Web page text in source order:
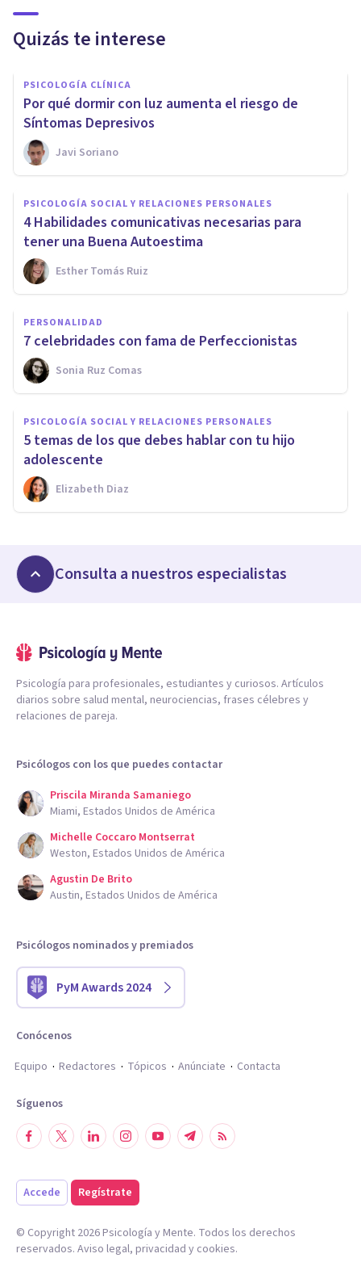
Quizás te interese
PSICOLOGÍA CLÍNICA
Por qué dormir con luz aumenta el riesgo de
Síntomas Depresivos
Javi Soriano
PSICOLOGÍA SOCIAL Y RELACIONES PERSONALES
4 Habilidades comunicativas necesarias para
tener una Buena Autoestima
Esther Tomás Ruiz
PERSONALIDAD
7 celebridades con fama de Perfeccionistas
Sonia Ruz Comas
PSICOLOGÍA SOCIAL Y RELACIONES PERSONALES
5 temas de los que debes hablar con tu hijo
adolescente
Elizabeth Diaz
Consulta a nuestros especialistas
Psicología para profesionales, estudiantes y curiosos. Artículos
diarios sobre salud mental, neurociencias, frases célebres y
relaciones de pareja.
Psicólogos con los que puedes contactar
Priscila Miranda Samaniego
Miami, Estados Unidos de América
Michelle Coccaro Montserrat
Weston, Estados Unidos de América
Agustin De Brito
Austin, Estados Unidos de América
Psicólogos nominados y premiados
PyM Awards 2024
Conócenos
Equipo
Redactores Tópicos Anúnciate Contacta
Síguenos
Accede Regístrate
© Copyright 2026Psicología y Mente. Todos los derechos
reservados. Aviso legal, privacidad y cookies.